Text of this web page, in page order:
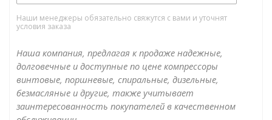
Наши менеджеры обязательно свяжутся с вами и уточнят
условия заказа
Наша компания, предлагая к продаже надежные,
долговечные и доступные по цене компрессоры
винтовые, поршневые, спиральные, дизельные,
безмасляные и другие, также учитывает
заинтересованность покупателей в качественном